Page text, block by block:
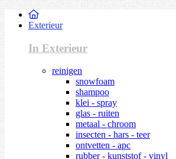
Exterieur
In Exterieur
reinigen
snowfoam
shampoo
klei - spray
glas - ruiten
metaal - chroom
insecten - hars - teer
ontvetten - apc
rubber - kunststof - vinyl